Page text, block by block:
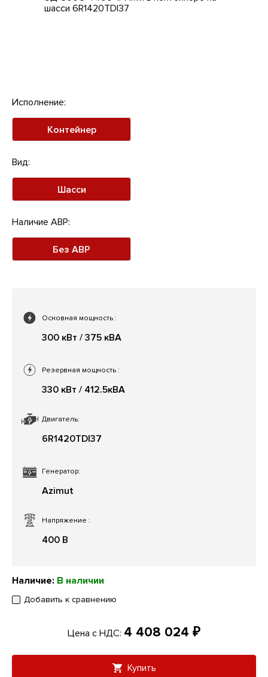
Исполнение:
Контейнер
Вид:
Шасси
Наличие АВР:
Без АВР
Основная мощность :
300 кВт / 375 кВА
Двигатель:
6R1420TDI37
Напряжение :
400 В
Резервная мощность :
330 кВт / 412.5кВА
Генератор:
Azimut
Наличие: В наличии
Добавить к сравнению
Цена с НДС: 4 408 024 ₽
Купить